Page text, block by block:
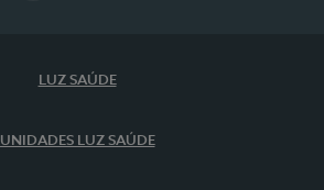
LUZ SAÚDE
UNIDADES LUZ SAÚDE